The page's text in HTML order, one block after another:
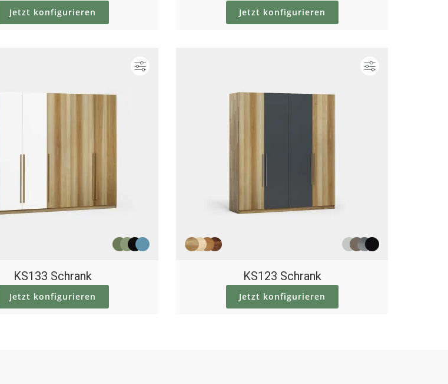
Jetzt konfigurieren Jetzt konfigurieren
KS133 Schrank
Jetzt konfigurieren
KS123 Schrank
Jetzt konfigurieren